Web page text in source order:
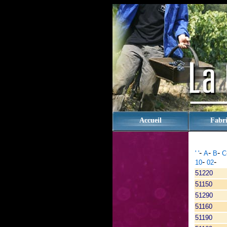
Accueil
' '- A- B- C
10- 02-
51220
51150
51290
51160
51190